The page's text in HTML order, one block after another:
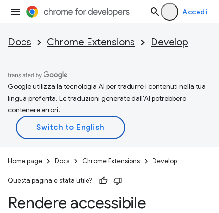
Accedi
Docs Chrome Extensions Develop
Google utilizza la tecnologia AI per tradurre i contenuti nella tua
lingua preferita. Le traduzioni generate dall'AI potrebbero
contenere errori.
Home page Docs Chrome Extensions Develop
Questa pagina è stata utile?
Rendere accessibile